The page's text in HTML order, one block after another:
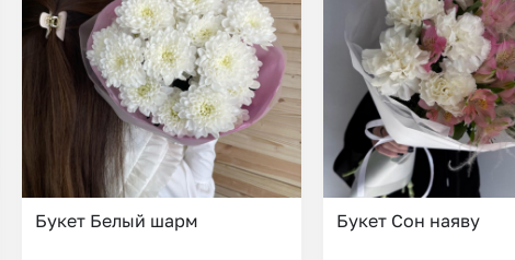
Букет Белый шарм Букет Сон наяву